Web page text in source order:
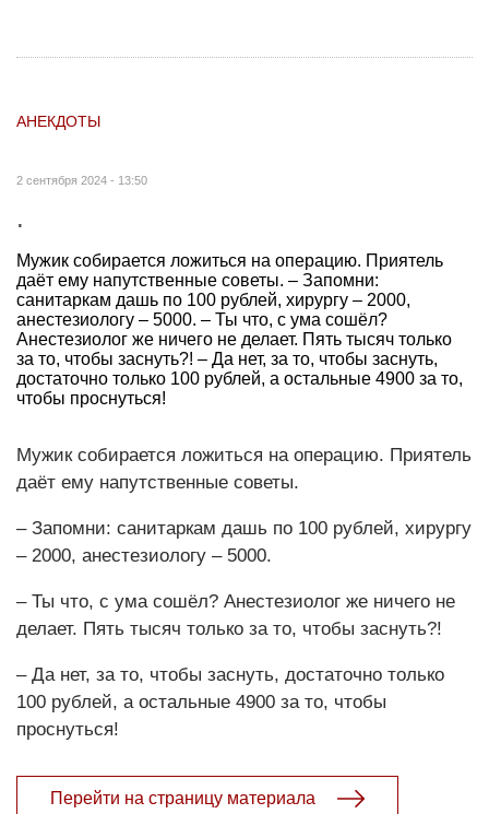
АНЕКДОТЫ
2 сентября 2024 - 13:50
.
Мужик собирается ложиться на операцию. Приятель
даёт ему напутственные советы. – Запомни:
санитаркам дашь по 100 рублей, хирургу – 2000,
анестезиологу – 5000. – Ты что, с ума сошёл?
Анестезиолог же ничего не делает. Пять тысяч только
за то, чтобы заснуть?! – Да нет, за то, чтобы заснуть,
достаточно только 100 рублей, а остальные 4900 за то,
чтобы проснуться!
Мужик собирается ложиться на операцию. Приятель
даёт ему напутственные советы.
– Запомни: санитаркам дашь по 100 рублей, хирургу
– 2000, анестезиологу – 5000.
– Ты что, с ума сошёл? Анестезиолог же ничего не
делает. Пять тысяч только за то, чтобы заснуть?!
– Да нет, за то, чтобы заснуть, достаточно только
100 рублей, а остальные 4900 за то, чтобы
проснуться!
Перейти на страницу материала